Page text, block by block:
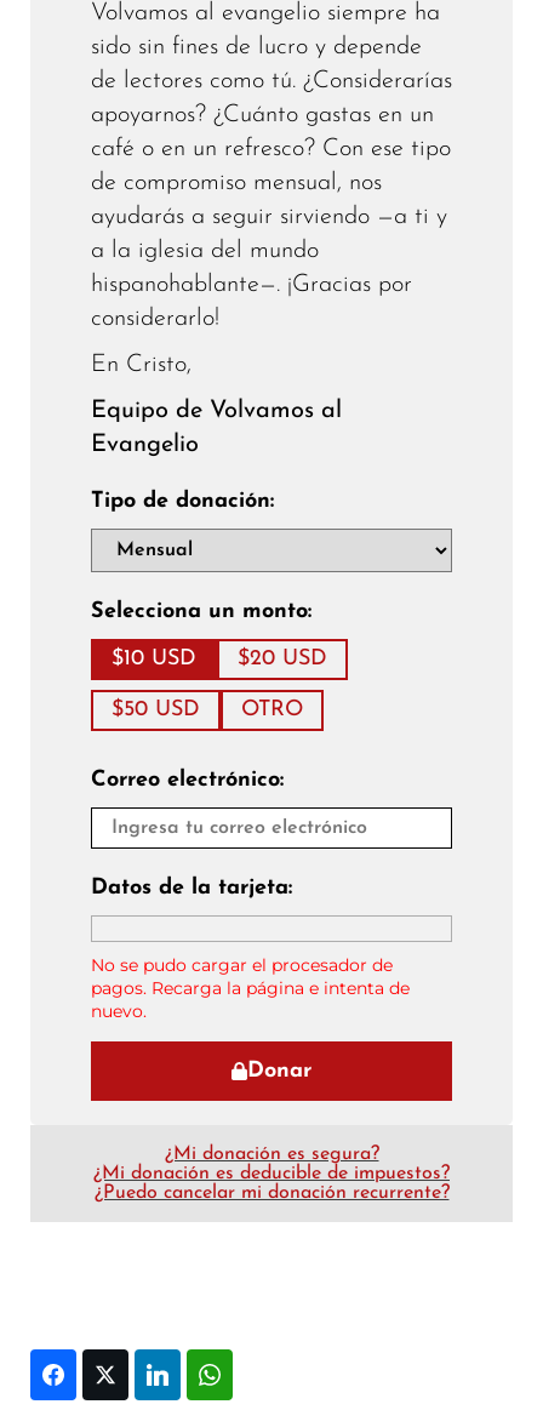
Volvamos al evangelio siempre ha
sido sin fines de lucro y depende
de lectores como tú. ¿Considerarías
apoyarnos? ¿Cuánto gastas en un
café o en un refresco? Con ese tipo
de compromiso mensual, nos
ayudarás a seguir sirviendo —a ti y
a la iglesia del mundo
hispanohablante—. ¡Gracias por
considerarlo!
En Cristo,
Equipo de Volvamos al
Evangelio
Tipo de donación:
Selecciona un monto:
$10 USD $20 USD
$50 USD OTRO
Correo electrónico:
Datos de la tarjeta:
No se pudo cargar el procesador de
pagos. Recarga la página e intenta de
nuevo.
Donar
¿Mi donación es segura?
¿Mi donación es deducible de impuestos?
¿Puedo cancelar mi donación recurrente?
FacebookTwitter LinkedIn